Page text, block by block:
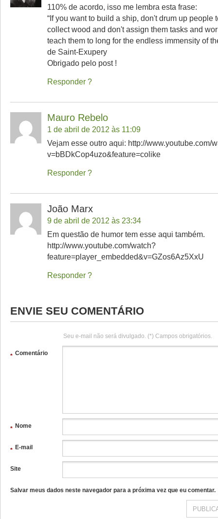
110% de acordo, isso me lembra esta frase:
“If you want to build a ship, don't drum up people
collect wood and don't assign them tasks and
teach them to long for the endless immensity of
de Saint-Exupery
Obrigado pelo post !
Responder
Mauro Rebelo
1 de abril de 2012 às 11:09
Vejam esse outro aqui: http://www.youtube.com/
v=bBDkCop4uzo&feature=colike
Responder
João Marx
9 de abril de 2012 às 23:34
Em questão de humor tem esse aqui também.
http://www.youtube.com/watch?
feature=player_embedded&v=GZos6Az5XxU
Responder
ENVIE SEU COMENTÁRIO
Seu e-mail não será divulgado. (*) Campos obrigatórios.
Comentário
*
Nome
*
E-mail
*
Site
Salvar meus dados neste navegador para a próxima vez que eu comentar.